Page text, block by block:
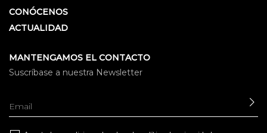
CONÓCENOS
ACTUALIDAD
MANTENGAMOS EL CONTACTO
Suscríbase a nuestra Newsletter